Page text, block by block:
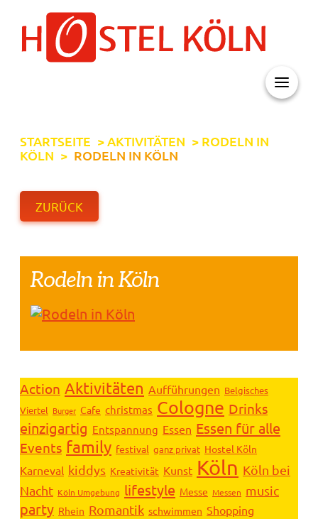
STARTSEITE >AKTIVITÄTEN > RODELN IN
KÖLN > RODELN IN KÖLN
ZURÜCK
Rodeln in Köln
Action Aktivitäten Aufführungen Belgisches
Viertel Burger Cafe christmas Cologne Drinks
einzigartig Entspannung Essen Essen für alle
Events family festival ganz privat Hostel Köln
Karneval kiddys Kreativität Kunst Köln Köln bei
Nacht Köln Umgebung lifestyle Messe Messen music
party Rhein Romantik schwimmen Shopping